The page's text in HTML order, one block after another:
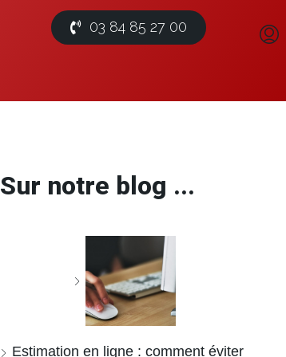
03 84 85 27 00
Sur notre blog ...
Estimation en ligne : comment éviter